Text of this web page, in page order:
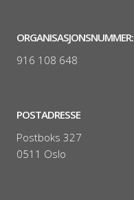
ORGANISASJONSNUMMER:
916 108 648
POSTADRESSE
Postboks 327
0511 Oslo